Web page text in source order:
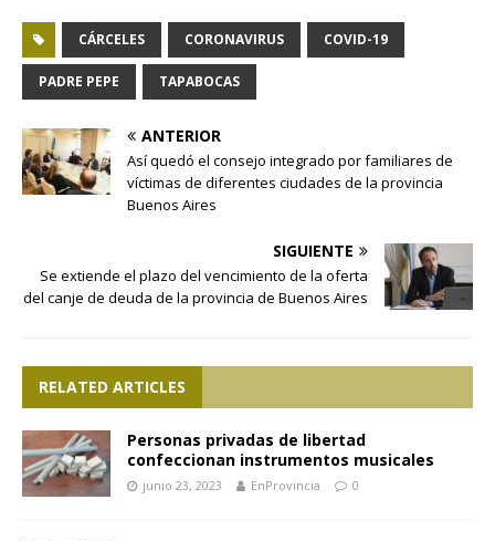
CÁRCELES CORONAVIRUS COVID-19
PADRE PEPE TAPABOCAS
ANTERIOR
Así quedó el consejo integrado por familiares de
víctimas de diferentes ciudades de la provincia
Buenos Aires
SIGUIENTE
Se extiende el plazo del vencimiento de la oferta
del canje de deuda de la provincia de Buenos Aires
RELATED ARTICLES
Personas privadas de libertad
confeccionan instrumentos musicales
junio 23, 2023 EnProvincia 0